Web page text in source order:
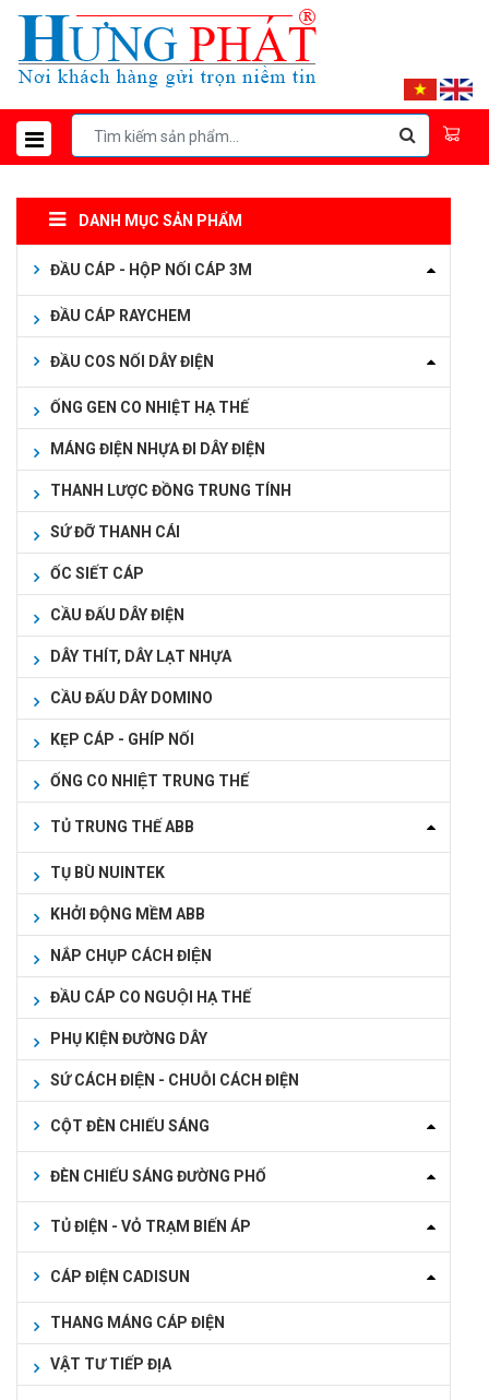
DANH MỤC SẢN PHẨM
ĐẦU CÁP - HỘP NỐI CÁP 3M
ĐẦU CÁP RAYCHEM
ĐẦU COS NỐI DÂY ĐIỆN
ỐNG GEN CO NHIỆT HẠ THẾ
MÁNG ĐIỆN NHỰA ĐI DÂY ĐIỆN
THANH LƯỢC ĐỒNG TRUNG TÍNH
SỨ ĐỠ THANH CÁI
ỐC SIẾT CÁP
CẦU ĐẤU DÂY ĐIỆN
DÂY THÍT, DÂY LẠT NHỰA
CẦU ĐẤU DÂY DOMINO
KẸP CÁP - GHÍP NỐI
ỐNG CO NHIỆT TRUNG THẾ
TỦ TRUNG THẾ ABB
TỤ BÙ NUINTEK
KHỞI ĐỘNG MỀM ABB
NẮP CHỤP CÁCH ĐIỆN
ĐẦU CÁP CO NGUỘI HẠ THẾ
PHỤ KIỆN ĐƯỜNG DÂY
SỨ CÁCH ĐIỆN - CHUỖI CÁCH ĐIỆN
CỘT ĐÈN CHIẾU SÁNG
ĐÈN CHIẾU SÁNG ĐƯỜNG PHỐ
TỦ ĐIỆN - VỎ TRẠM BIẾN ÁP
CÁP ĐIỆN CADISUN
THANG MÁNG CÁP ĐIỆN
VẬT TƯ TIẾP ĐỊA